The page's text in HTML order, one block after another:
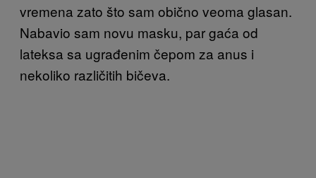
vremena zato što sam obično veoma glasan.
Nabavio sam novu masku, par gaća od
lateksa sa ugrađenim čepom za anus i
nekoliko različitih bičeva.